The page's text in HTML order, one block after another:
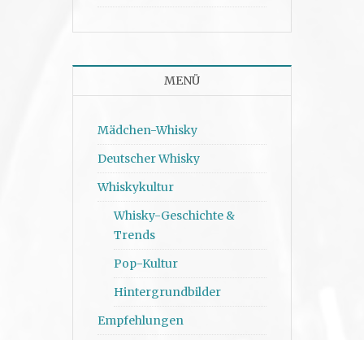
MENÜ
Mädchen-Whisky
Deutscher Whisky
Whiskykultur
Whisky-Geschichte &
Trends
Pop-Kultur
Hintergrundbilder
Empfehlungen